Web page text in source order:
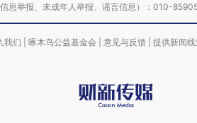
信息举报、未成年人举报、谣言信息）：010-
我们 啄木鸟公益基金会 意见与反馈 提供新闻